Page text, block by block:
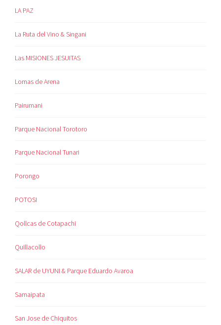
LA PAZ
La Ruta del Vino & Singani
Las MISIONES JESUITAS
Lomas de Arena
Pairumani
Parque Nacional Torotoro
Parque Nacional Tunari
Porongo
POTOSI
Qollcas de Cotapachi
Quillacollo
SALAR de UYUNI & Parque Eduardo Avaroa
Samaipata
San Jose de Chiquitos